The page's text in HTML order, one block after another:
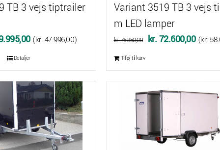
TB 3 vejs tiptrailer
Den
er:
kr. 59.995,00.
(kr.47.996,00)
Detaljer
Variant 3519 TB 3 vejs
m LED lamper
kr.76.850,00
Den
kr. 76.850,00.
kr.72.600,00Den
kr.
(kr.
Tilføj til kurv